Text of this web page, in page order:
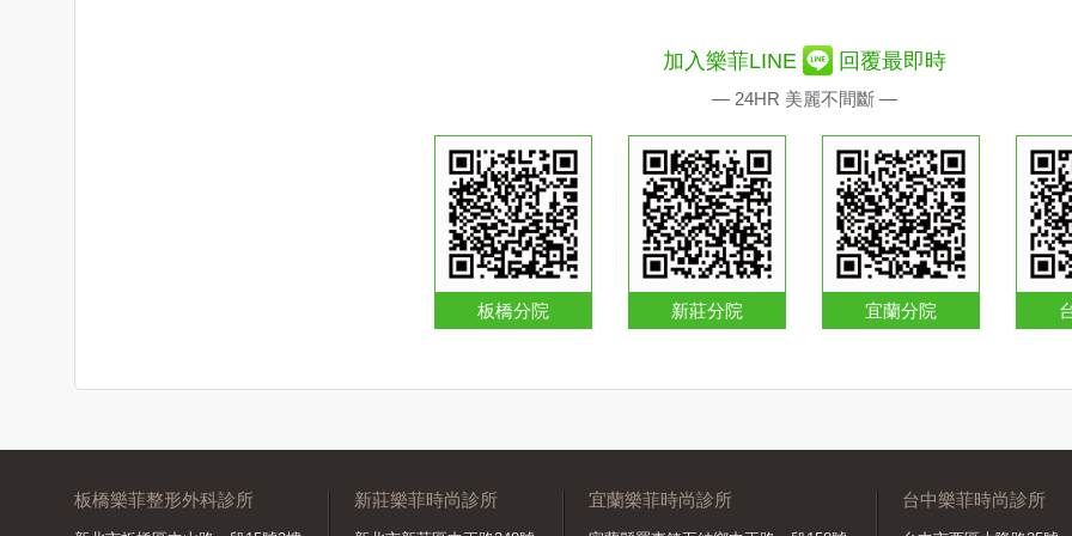
加入樂菲LINE 回覆最即時
— 24HR 美麗不間斷 —
板橋分院 新莊分院 宜蘭分院
板橋樂菲整形外科診所 新莊樂菲時尚診所 宜蘭樂菲時尚診所 台中樂菲時尚診所